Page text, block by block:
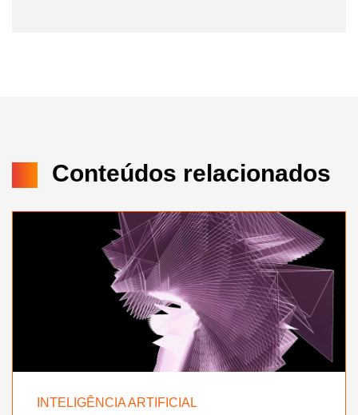
Conteúdos relacionados
INTELIGÊNCIA ARTIFICIAL